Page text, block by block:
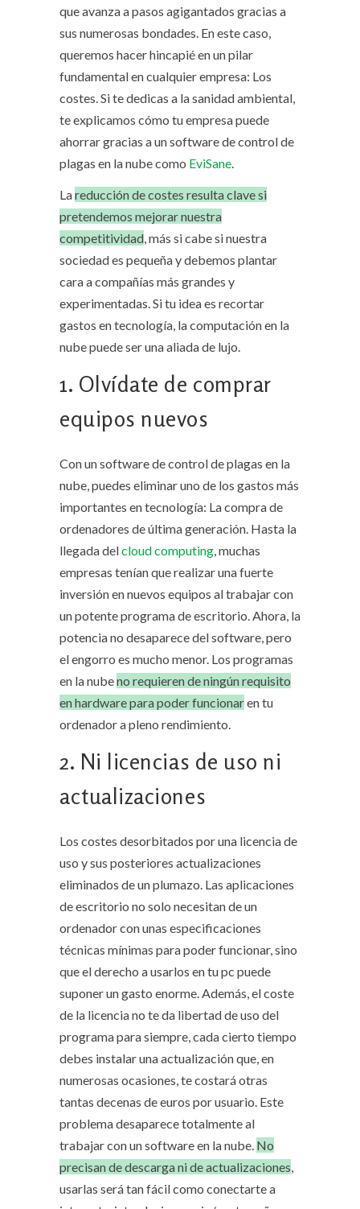
que avanza a pasos agigantados gracias a
sus numerosas bondades. En este caso,
queremos hacer hincapié en un pilar
fundamental en cualquier empresa: Los
costes. Si te dedicas a la sanidad ambiental,
te explicamos cómo tu empresa puede
ahorrar gracias a un software de control de
plagas en la nube como EviSane.
Lareducción de costes resulta clave si
pretendemos mejorar nuestra
competitividad, más si cabe si nuestra
sociedad es pequeña y debemos plantar
cara a compañías más grandes y
experimentadas. Si tu idea es recortar
gastos en tecnología, la computación en la
nube puede ser una aliada de lujo.
1. Olvídate de comprar
equipos nuevos
Con un software de control de plagas en la
nube, puedes eliminar uno de los gastos más
importantes en tecnología: La compra de
ordenadores de última generación. Hasta la
llegada delcloud computing, muchas
empresas tenían que realizar una fuerte
inversión en nuevos equipos al trabajar con
un potente programa de escritorio. Ahora, la
potencia no desaparece del software, pero
el engorro es mucho menor. Los programas
en la nubeno requieren de ningún requisito
en hardware para poder funcionaren tu
ordenador a pleno rendimiento.
2. Ni licencias de uso ni
actualizaciones
Los costes desorbitados por una licencia de
uso y sus posteriores actualizaciones
eliminados de un plumazo. Las aplicaciones
de escritorio no solo necesitan de un
ordenador con unas especificaciones
técnicas mínimas para poder funcionar, sino
que el derecho a usarlos en tu pc puede
suponer un gasto enorme. Además, el coste
de la licencia no te da libertad de uso del
programa para siempre, cada cierto tiempo
debes instalar una actualización que, en
numerosas ocasiones, te costará otras
tantas decenas de euros por usuario. Este
problema desaparece totalmente al
trabajar con un software en la nube. No
precisan de descarga ni de actualizaciones,
usarlas será tan fácil como conectarte a